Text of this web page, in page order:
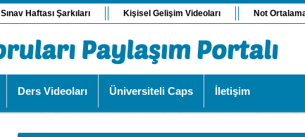
Sınav Haftası Şarkıları Kişisel Gelişim Videoları Not
Ders Videoları Üniversiteli Caps İletişim